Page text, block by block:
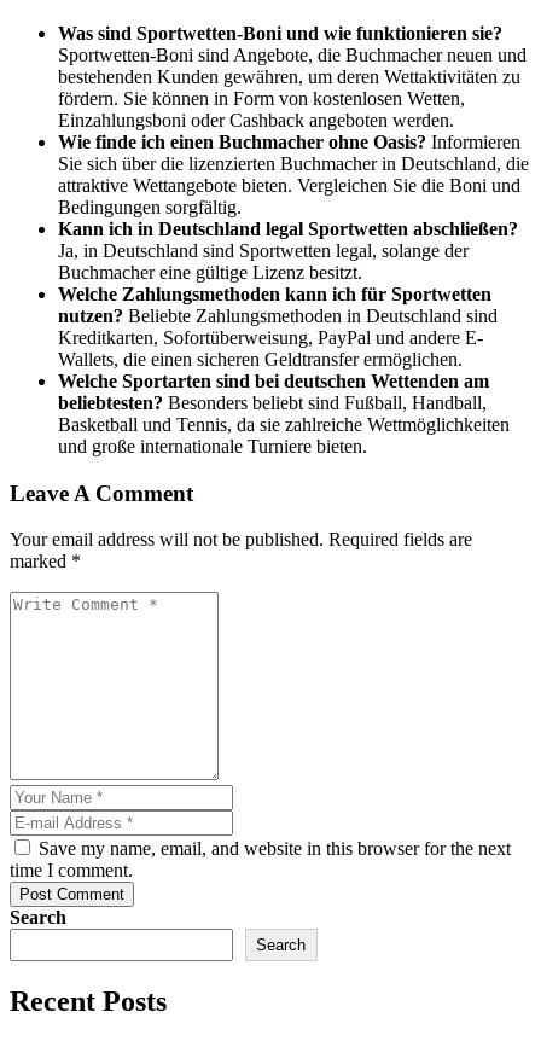
Was sind Sportwetten-Boni und wie funktionieren sie?
Sportwetten-Boni sind Angebote, die Buchmacher neuen und
bestehenden Kunden gewähren, um deren Wettaktivitäten zu
fördern. Sie können in Form von kostenlosen Wetten,
Einzahlungsboni oder Cashback angeboten werden.
Wie finde ich einen Buchmacher ohne Oasis? Informieren
Sie sich über die lizenzierten Buchmacher in Deutschland, die
attraktive Wettangebote bieten. Vergleichen Sie die Boni und
Bedingungen sorgfältig.
Kann ich in Deutschland legal Sportwetten abschließen?
Ja, in Deutschland sind Sportwetten legal, solange der
Buchmacher eine gültige Lizenz besitzt.
Welche Zahlungsmethoden kann ich für Sportwetten
nutzen? Beliebte Zahlungsmethoden in Deutschland sind
Kreditkarten, Sofortüberweisung, PayPal und andere E-
Wallets, die einen sicheren Geldtransfer ermöglichen.
Welche Sportarten sind bei deutschen Wettenden am
beliebtesten? Besonders beliebt sind Fußball, Handball,
Basketball und Tennis, da sie zahlreiche Wettmöglichkeiten
und große internationale Turniere bieten.
Leave A Comment
Your email address will not be published. Required fields are
marked *
Save my name, email, and website in this browser for the next
time I comment.
Post Comment
Search
Search
Recent Posts